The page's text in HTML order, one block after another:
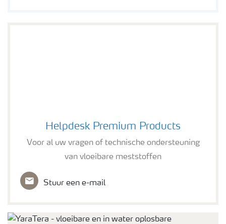
Helpdesk Premium Products
Voor al uw vragen of technische ondersteuning
van vloeibare meststoffen
Stuur een e-mail